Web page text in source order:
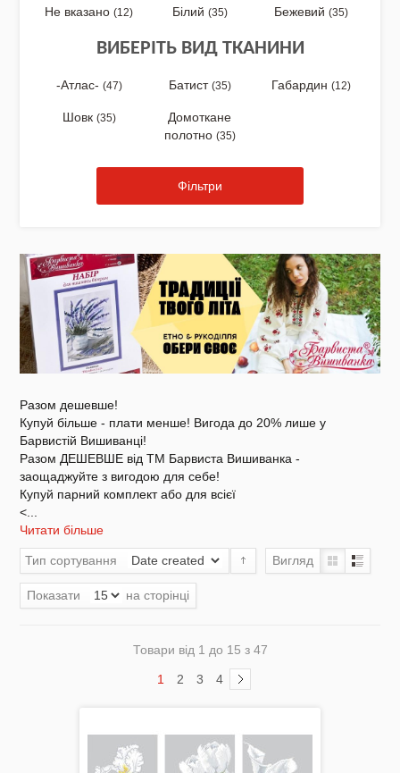
Заготовки для вишивки Бісером/Нитками
Готовий одяг / Вишиванки
Набори для Вишивки
Комплектуючі
Аксесуари Одягу
Великодні рушники з принтом
Разом дешевше!
Купуй більше - плати менше! Вигода до 20% лише у
Барвистій Вишиванці!
Разом ДЕШЕВШЕ від ТМ Барвиста Вишиванка -
заощаджуйте з вигодою для себе!
Купуй парний комплект або для всієї
<
Читати більше
Не вказано(12) Білий (35) Бежевий (35)
ВИБЕРІТЬ ВИД ТКАНИНИ
-Атлас- (47) Батист (35) Габардин (12)
Шовк (35)
Домоткане
полотно (35)
Фільтри
Тип сортування Вигляд
Показати на сторінці
Товари від 1 до 15 з 47
1 2 3 4